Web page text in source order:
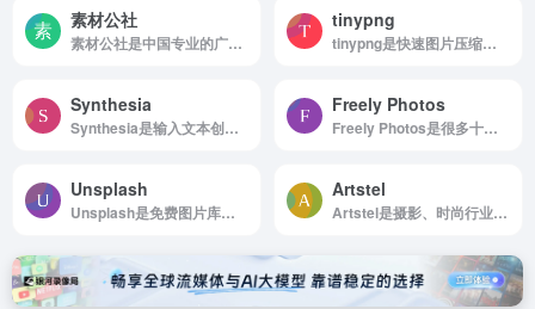
素材公社
素材公社是中国专业的广告设计素材、VI设计素材、电商模板素材网和高清图片下载网站。
tinypng
tinypng是快速图片压缩工具
Synthesia
Synthesia是输入文本创建AI视频
Freely Photos
Freely Photos是很多十字架，很多宗教祈祷的图片
Unsplash
Unsplash是免费图片库，适合任何项目使用，无版权限制
Artstel
Artstel是摄影、时尚行业交流平台，世界各地创意人士的聚集地